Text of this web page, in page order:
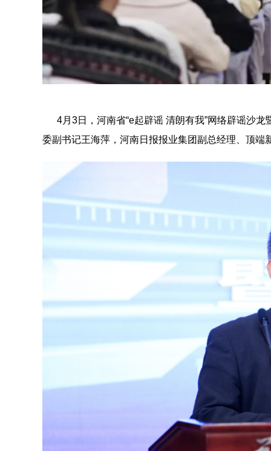
4月3日，河南省“e起辟谣 清朗有我”网络辟谣沙龙
委副书记王海萍，河南日报报业集团副总经理、顶